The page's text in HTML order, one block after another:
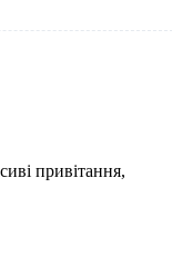
привітання,